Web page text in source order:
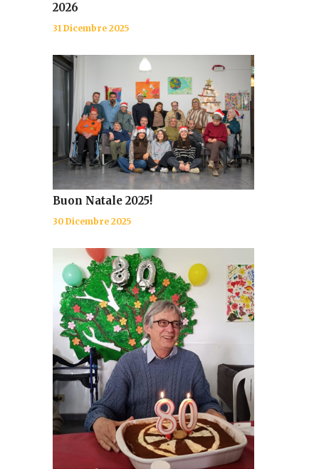
2026
31 Dicembre 2025
Buon Natale 2025!
30 Dicembre 2025